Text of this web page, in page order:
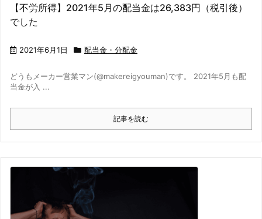
【不労所得】2021年5月の配当金は26,383円（税引後）
でした
2021年6月1日 配当金・分配金
どうもメーカー営業マン(@makereigyouman)です。 2021年5月も配
当金が入 ...
記事を読む